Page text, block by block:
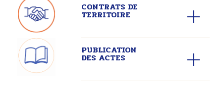
CONTRATS DE
TERRITOIRE
PUBLICATION
DES ACTES